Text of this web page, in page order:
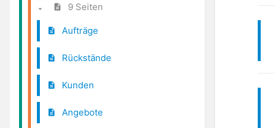
9 Seiten
Aufträge
Rückstände
Kunden
Angebote